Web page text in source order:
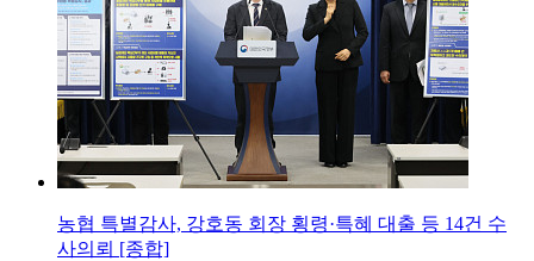
농협 특별감사, 강호동 회장 횡령·특혜 대출 등 14건 수
사의뢰 [종합]